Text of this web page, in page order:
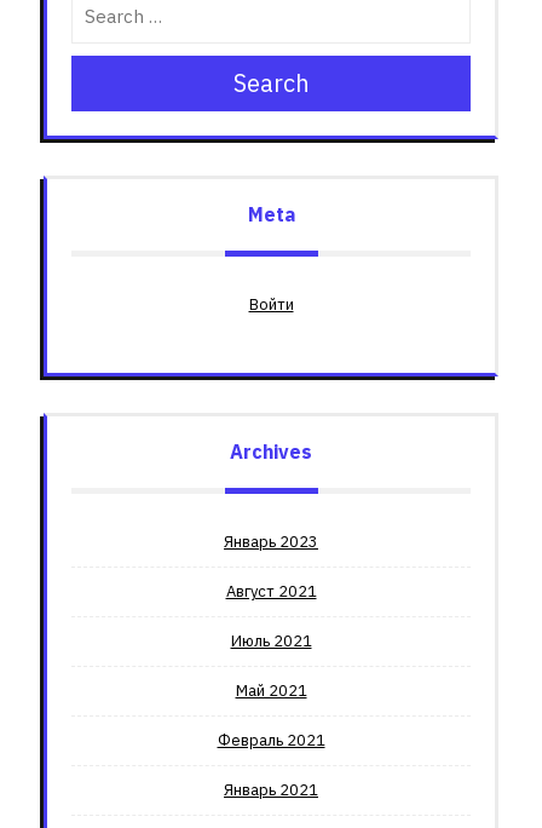
Search
Meta
Войти
Archives
Январь 2023
Август 2021
Июль 2021
Май 2021
Февраль 2021
Январь 2021